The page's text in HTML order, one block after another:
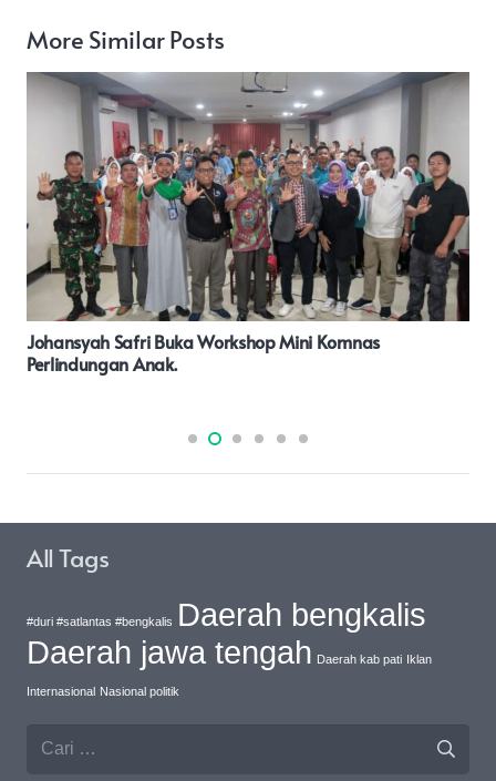
More Similar Posts
P2NAPAS Pertanyakan Pekerjaan Pembangunan Ruang
Laboratorium SMPN 4 Dua Koto Diduga Tidak Sesuai
All Tags
#duri #satlantas #bengkalis Daerah bengkalis
Daerah jawa tengah Daerah kab pati Iklan
Internasional Nasional politik
Cari